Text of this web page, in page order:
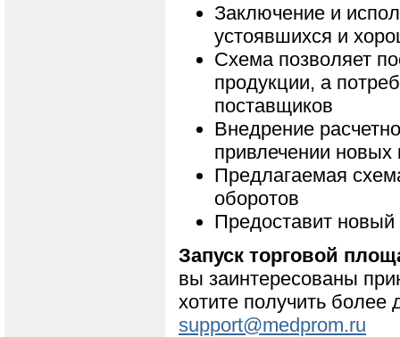
Заключение и
устоявшихся и
Схема позволяет
продукции, а
поставщиков
Внедрение
привлечении новых
Предлагаемая
оборотов
Предоставит
Запуск торговой
вы заинтересованы
хотите получить
support@medprom.ru